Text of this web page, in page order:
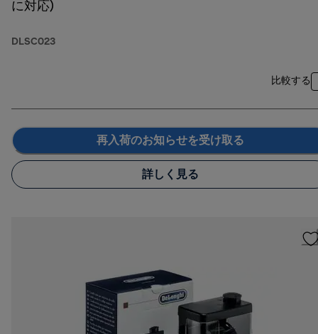
に対応)
DLSC023
比較する
再入荷のお知らせを受け取る
詳しく見る